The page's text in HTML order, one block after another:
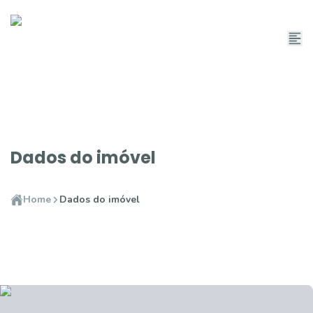
Dados do imóvel
Home Dados do imóvel